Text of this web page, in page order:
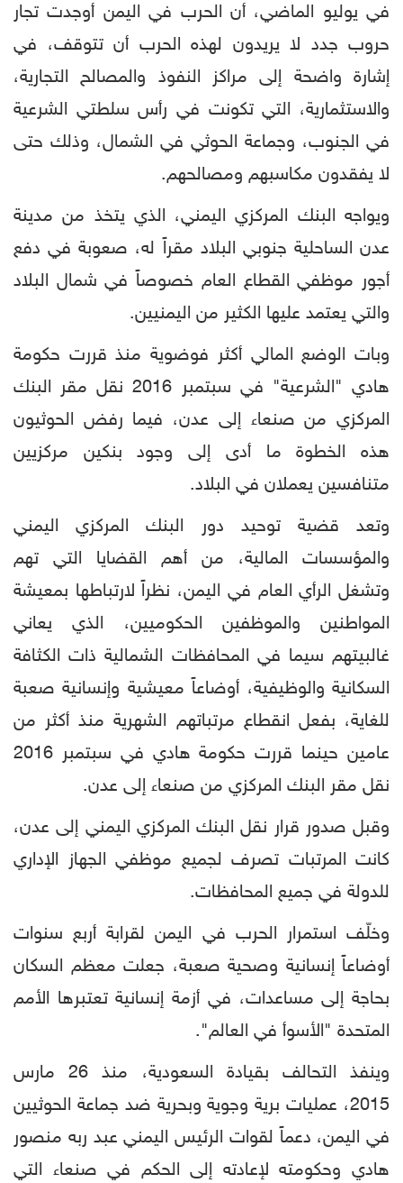
في يوليو الماضي، أن الحرب في اليمن أوجدت تجار
حروب جدد لا يريدون لهذه الحرب أن تتوقف، في
إشارة واضحة إلى مراكز النفوذ والمصالح التجارية،
والاستثمارية، التي تكونت في رأس سلطتي الشرعية
في الجنوب، وجماعة الحوثي في الشمال، وذلك حتى
لا يفقدون مكاسبهم ومصالحهم.
ويواجه البنك المركزي اليمني، الذي يتخذ من مدينة
عدن الساحلية جنوبي البلاد مقراً له، صعوبة في دفع
أجور موظفي القطاع العام خصوصاً في شمال البلاد
والتي يعتمد عليها الكثير من اليمنيين.
وبات الوضع المالي أكثر فوضوية منذ قررت حكومة
هادي "الشرعية" في سبتمبر 2016 نقل مقر البنك
المركزي من صنعاء إلى عدن، فيما رفض الحوثيون
هذه الخطوة ما أدى إلى وجود بنكين مركزيين
متنافسين يعملان في البلاد.
وتعد قضية توحيد دور البنك المركزي اليمني
والمؤسسات المالية، من أهم القضايا التي تهم
وتشغل الرأي العام في اليمن، نظراً لارتباطها بمعيشة
المواطنين والموظفين الحكوميين، الذي يعاني
غالبيتهم سيما في المحافظات الشمالية ذات الكثافة
السكانية والوظيفية، أوضاعاً معيشية وإنسانية صعبة
للغاية، بفعل انقطاع مرتباتهم الشهرية منذ أكثر من
عامين حينما قررت حكومة هادي في سبتمبر 2016
نقل مقر البنك المركزي من صنعاء إلى عدن.
وقبل صدور قرار نقل البنك المركزي اليمني إلى عدن،
كانت المرتبات تصرف لجميع موظفي الجهاز الإداري
للدولة في جميع المحافظات.
وخلّف استمرار الحرب في اليمن لقرابة أربع سنوات
أوضاعاً إنسانية وصحية صعبة، جعلت معظم السكان
بحاجة إلى مساعدات، في أزمة إنسانية تعتبرها الأمم
المتحدة "الأسوأ في العالم".
وينفذ التحالف بقيادة السعودية، منذ 26 مارس
2015، عمليات برية وجوية وبحرية ضد جماعة الحوثيين
في اليمن، دعماً لقوات الرئيس اليمني عبد ربه منصور
هادي وحكومته لإعادته إلى الحكم في صنعاء التي